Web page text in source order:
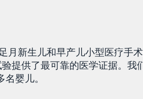
月新生儿和早产儿小型医疗手
提供了最可靠的医学证据。我
婴儿。